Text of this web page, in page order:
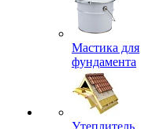
Мастика для
фундамента
Утеплитель